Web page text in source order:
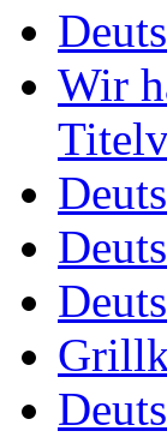
Wir